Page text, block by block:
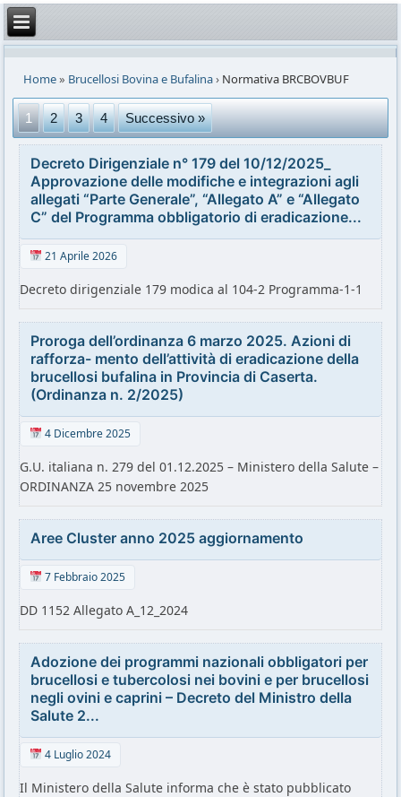
Home» Brucellosi Bovina e Bufalina› Normativa BRCBOVBUF
1 2 3 4 Successivo »
Decreto Dirigenziale n° 179 del 10/12/2025_
Approvazione delle modifiche e integrazioni agli
allegati “Parte Generale”, “Allegato A” e “Allegato
C” del Programma obbligatorio di eradicazione...
21 Aprile 2026
Decreto dirigenziale 179 modica al 104-2 Programma-1-1
Proroga dell’ordinanza 6 marzo 2025. Azioni di
rafforza- mento dell’attività di eradicazione della
brucellosi bufalina in Provincia di Caserta.
(Ordinanza n. 2/2025)
4 Dicembre 2025
G.U. italiana n. 279 del 01.12.2025 – Ministero della Salute –
ORDINANZA 25 novembre 2025
Aree Cluster anno 2025 aggiornamento
7 Febbraio 2025
DD 1152 Allegato A_12_2024
Adozione dei programmi nazionali obbligatori per
brucellosi e tubercolosi nei bovini e per brucellosi
negli ovini e caprini – Decreto del Ministro della
Salute 2...
4 Luglio 2024
Il Ministero della Salute informa che è stato pubblicato